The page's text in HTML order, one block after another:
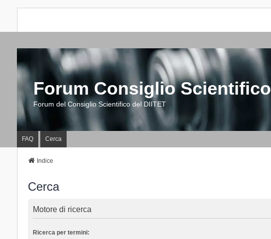
Forum Consiglio Scientifico
Forum del Consiglio Scientifico del DIITET
FAQ Cerca
Indice
Cerca
Motore di ricerca
Ricerca per termini: